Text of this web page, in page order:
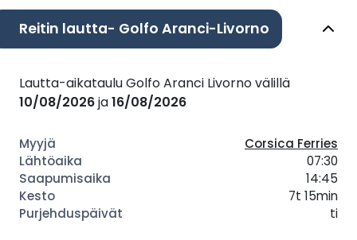
Reitin lautta- Golfo Aranci-Livorno
Lautta-aikataulu Golfo Aranci Livorno välillä
10/08/2026ja16/08/2026
Corsica Ferries
07:30
14:45
7t 15min
ti